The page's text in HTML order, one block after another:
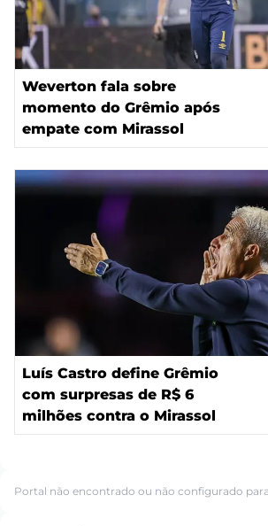
Weverton fala sobre
momento do Grêmio após
empate com Mirassol
Luís Castro define Grêmio
com surpresas de R$ 6
milhões contra o Mirassol
Portal não encontrado ou não configurado para